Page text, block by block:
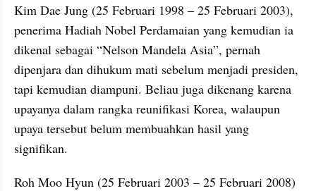
Kim Dae Jung (25 Februari 1998 – 25 Februari 2003),
penerima Hadiah Nobel Perdamaian yang kemudian ia
dikenal sebagai “Nelson Mandela Asia”, pernah
dipenjara dan dihukum mati sebelum menjadi presiden,
tapi kemudian diampuni. Beliau juga dikenang karena
upayanya dalam rangka reunifikasi Korea, walaupun
upaya tersebut belum membuahkan hasil yang
signifikan.
Roh Moo Hyun (25 Februari 2003 – 25 Februari 2008)